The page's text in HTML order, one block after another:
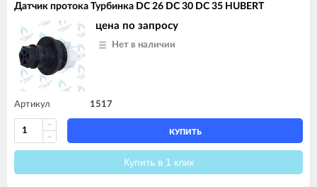
Датчик протока Турбинка DC 26 DC 30 DC 35 HUBERT
цена по запросу
Нет в наличии
Артикул 1517
КУПИТЬ
Купить в 1 клик